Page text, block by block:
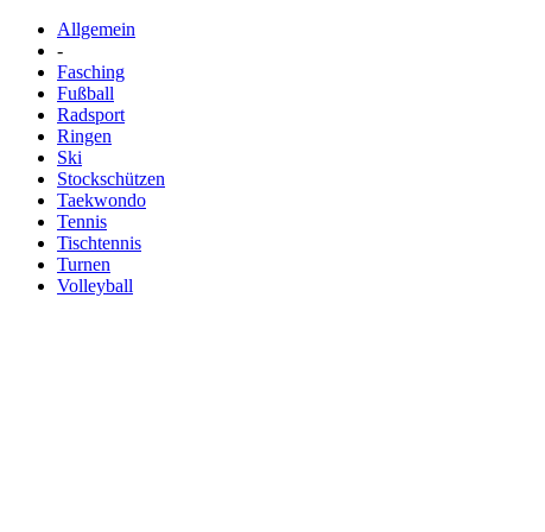
Allgemein
-
Fasching
Fußball
Radsport
Ringen
Ski
Stockschützen
Taekwondo
Tennis
Tischtennis
Turnen
Volleyball